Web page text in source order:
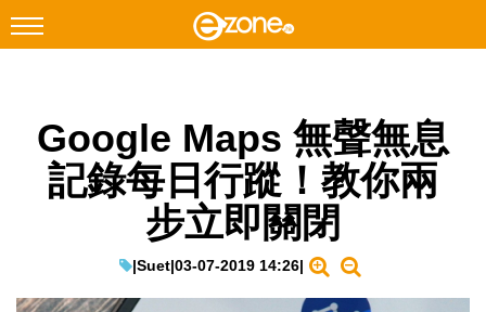
Facebook Instagram
科技焦點
教學評測
Google Maps 無聲無息
記錄每日行蹤！教你兩
步立即關閉
|Suet|03-07-2019 14:26|